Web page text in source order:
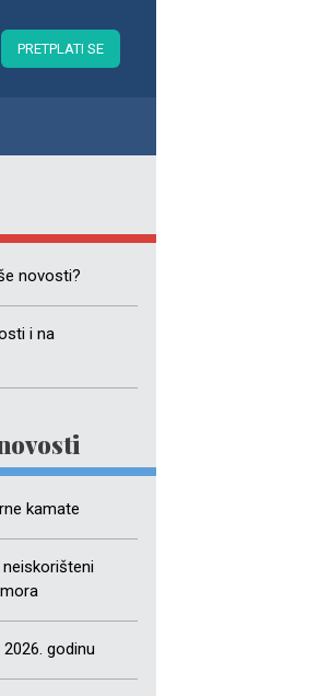
PRETPLATI SE
novosti?
i na
kamate
godinu